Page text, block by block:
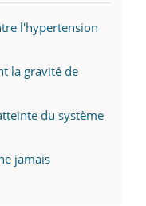
l'hypertension
la gravité de
du système
jamais